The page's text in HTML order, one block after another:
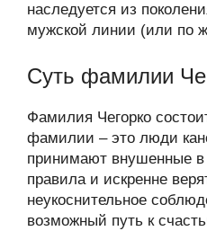
наследуется из
мужской линии (или по
Суть фамилии
Фамилия Чегорко
фамилии – это люди
принимают внушенные в
правила и искренне
неукоснительное
возможный путь к